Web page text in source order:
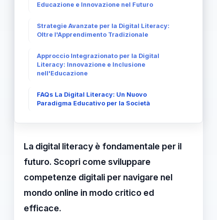
Educazione e Innovazione nel Futuro
Strategie Avanzate per la Digital Literacy:
Oltre l'Apprendimento Tradizionale
Approccio Integrazionato per la Digital
Literacy: Innovazione e Inclusione
nell'Educazione
FAQs La Digital Literacy: Un Nuovo
Paradigma Educativo per la Società
La digital literacy è fondamentale per il
futuro. Scopri come sviluppare
competenze digitali per navigare nel
mondo online in modo critico ed
efficace.